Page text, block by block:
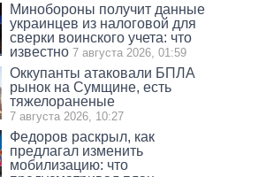
Минобороны получит данные
украинцев из налоговой для
сверки воинского учета: что
известно 7 августа 2026, 01:59
Оккупанты атаковали БПЛА
рынок на Сумщине, есть
тяжелораненые
7 августа 2026, 10:27
Федоров раскрыл, как
предлагал изменить
мобилизацию: что